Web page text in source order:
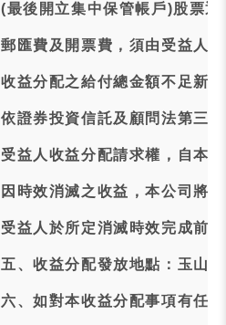
(最後開立集中保管帳戶)股票
郵匯費及開票費，須由受益人
收益分配之給付總金額不足新
依證券投資信託及顧問法第三
受益人收益分配請求權，自本
因時效消滅之收益，本公司將
受益人於所定消滅時效完成前
五、收益分配發放地點：玉山
六、如對本收益分配事項有任